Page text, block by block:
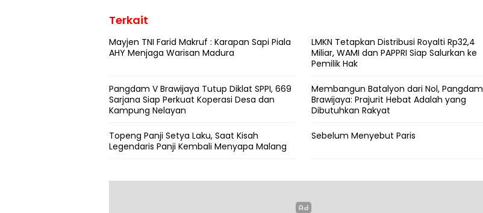
Terkait
Mayjen TNI Farid Makruf : Karapan Sapi Piala
AHY Menjaga Warisan Madura
LMKN Tetapkan Distribusi Royalti Rp32,4
Miliar, WAMI dan PAPPRI Siap Salurkan ke
Pemilik Hak
Pangdam V Brawijaya Tutup Diklat SPPI, 669
Sarjana Siap Perkuat Koperasi Desa dan
Kampung Nelayan
Membangun Batalyon dari Nol, Pangdam
Brawijaya: Prajurit Hebat Adalah yang
Dibutuhkan Rakyat
Topeng Panji Setya Laku, Saat Kisah
Legendaris Panji Kembali Menyapa Malang
Sebelum Menyebut Paris